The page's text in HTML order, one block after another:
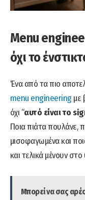
Menu
όχι το
Ένα από τα πιο
menu engineeringμε
όχι “αυτό είναι το
Ποια πιάτα πουλάνε,
μισοφαγωμένα και
και τελικά μένουν
Μπορεί να σας